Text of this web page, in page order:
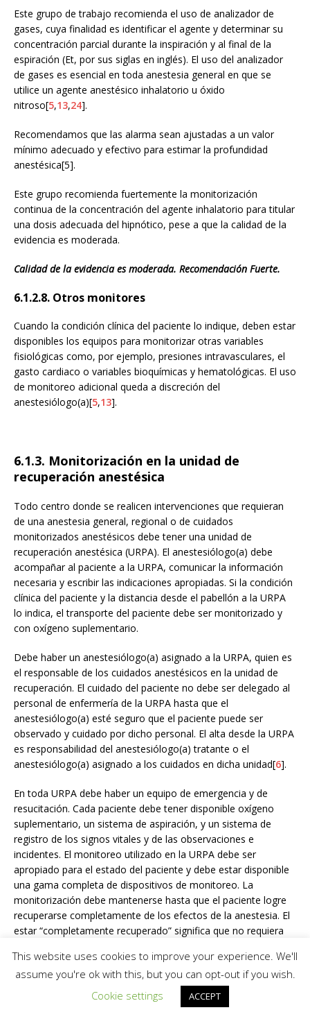
Este grupo de trabajo recomienda el uso de analizador de
gases, cuya finalidad es identificar el agente y determinar su
concentración parcial durante la inspiración y al final de la
espiración (Et, por sus siglas en inglés). El uso del analizador
de gases es esencial en toda anestesia general en que se
utilice un agente anestésico inhalatorio u óxido
nitroso[5,13,24].
Recomendamos que las alarma sean ajustadas a un valor
mínimo adecuado y efectivo para estimar la profundidad
anestésica[5].
Este grupo recomienda fuertemente la monitorización
continua de la concentración del agente inhalatorio para titular
una dosis adecuada del hipnótico, pese a que la calidad de la
evidencia es moderada.
Calidad de la evidencia es moderada. Recomendación Fuerte.
6.1.2.8. Otros monitores
Cuando la condición clínica del paciente lo indique, deben estar
disponibles los equipos para monitorizar otras variables
fisiológicas como, por ejemplo, presiones intravasculares, el
gasto cardiaco o variables bioquímicas y hematológicas. El uso
de monitoreo adicional queda a discreción del
anestesiólogo(a)[5,13].
6.1.3. Monitorización en la unidad de
recuperación anestésica
Todo centro donde se realicen intervenciones que requieran
de una anestesia general, regional o de cuidados
monitorizados anestésicos debe tener una unidad de
recuperación anestésica (URPA). El anestesiólogo(a) debe
acompañar al paciente a la URPA, comunicar la información
necesaria y escribir las indicaciones apropiadas. Si la condición
clínica del paciente y la distancia desde el pabellón a la URPA
lo indica, el transporte del paciente debe ser monitorizado y
con oxígeno suplementario.
Debe haber un anestesiólogo(a) asignado a la URPA, quien es
el responsable de los cuidados anestésicos en la unidad de
recuperación. El cuidado del paciente no debe ser delegado al
personal de enfermería de la URPA hasta que el
anestesiólogo(a) esté seguro que el paciente puede ser
observado y cuidado por dicho personal. El alta desde la URPA
es responsabilidad del anestesiólogo(a) tratante o el
anestesiólogo(a) asignado a los cuidados en dicha unidad[6].
En toda URPA debe haber un equipo de emergencia y de
resucitación. Cada paciente debe tener disponible oxígeno
suplementario, un sistema de aspiración, y un sistema de
registro de los signos vitales y de las observaciones e
incidentes. El monitoreo utilizado en la URPA debe ser
apropiado para el estado del paciente y debe estar disponible
una gama completa de dispositivos de monitoreo. La
monitorización debe mantenerse hasta que el paciente logre
recuperarse completamente de los efectos de la anestesia. El
estar “completamente recuperado” significa que no requiera
espontánea, esté alerta, responda a las órdenes y se
comunique, de acuerdo a los test de recuperación
postanestésica como, por ejemplo, Aldrete. Entonces, el
monitoreo debe mantenerse para detectar rápidamente
This website uses cookies to improve your experience. We'll
assume you're ok with this, but you can opt-out if you wish.
Cookie settings
ACCEPT